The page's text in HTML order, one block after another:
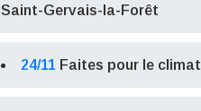
Saint-Gervais-la-Forêt
24/11 Faites pour le climat